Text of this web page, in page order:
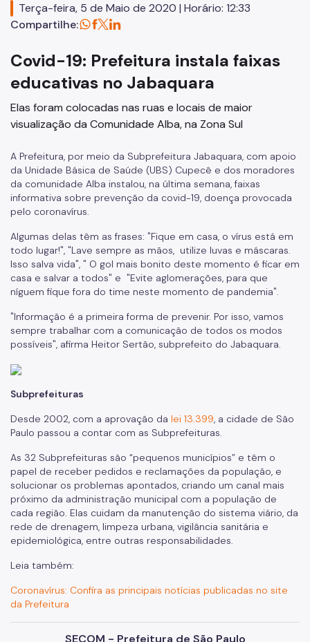
Terça-feira, 5 de Maio de 2020 | Horário: 12:33
Compartilhe:
Covid-19: Prefeitura instala faixas
educativas no Jabaquara
Elas foram colocadas nas ruas e locais de maior
visualização da Comunidade Alba, na Zona Sul
A Prefeitura, por meio da Subprefeitura Jabaquara, com apoio
da Unidade Básica de Saúde (UBS) Cupecê e dos moradores
da comunidade Alba instalou, na última semana, faixas
informativa sobre prevenção da covid-19, doença provocada
pelo coronavírus.
Algumas delas têm as frases: "Fique em casa, o vírus está em
todo lugar!", "Lave sempre as mãos, utilize luvas e máscaras.
Isso salva vida", " O gol mais bonito deste momento é ficar em
casa e salvar a todos" e "Evite aglomerações, para que
níguem fique fora do time neste momento de pandemia".
"Informação é a primeira forma de prevenir. Por isso, vamos
sempre trabalhar com a comunicação de todos os modos
possíveis", afirma Heitor Sertão, subprefeito do Jabaquara.
Subprefeituras
Desde 2002, com a aprovação da lei 13.399, a cidade de São
Paulo passou a contar com as Subprefeituras.
As 32 Subprefeituras são “pequenos municípios” e têm o
papel de receber pedidos e reclamações da população, e
solucionar os problemas apontados, criando um canal mais
próximo da administração municipal com a população de
cada região. Elas cuidam da manutenção do sistema viário, da
rede de drenagem, limpeza urbana, vigilância sanitária e
epidemiológica, entre outras responsabilidades.
Leia também:
Coronavírus: Confira as principais notícias publicadas no site
da Prefeitura
SECOM - Prefeitura de São Paulo